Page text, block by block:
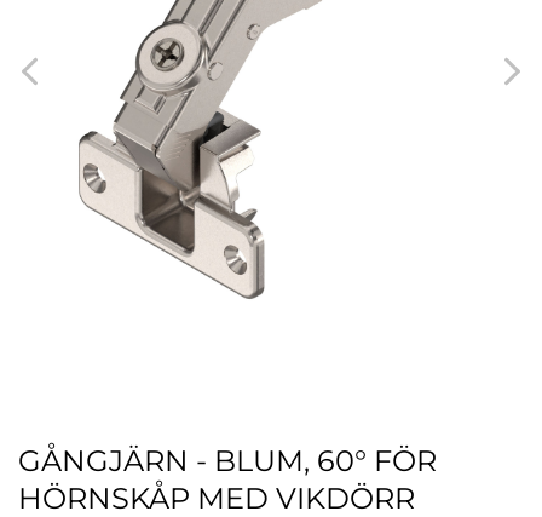
GÅNGJÄRN - BLUM, 60° FÖR
HÖRNSKÅP MED VIKDÖRR